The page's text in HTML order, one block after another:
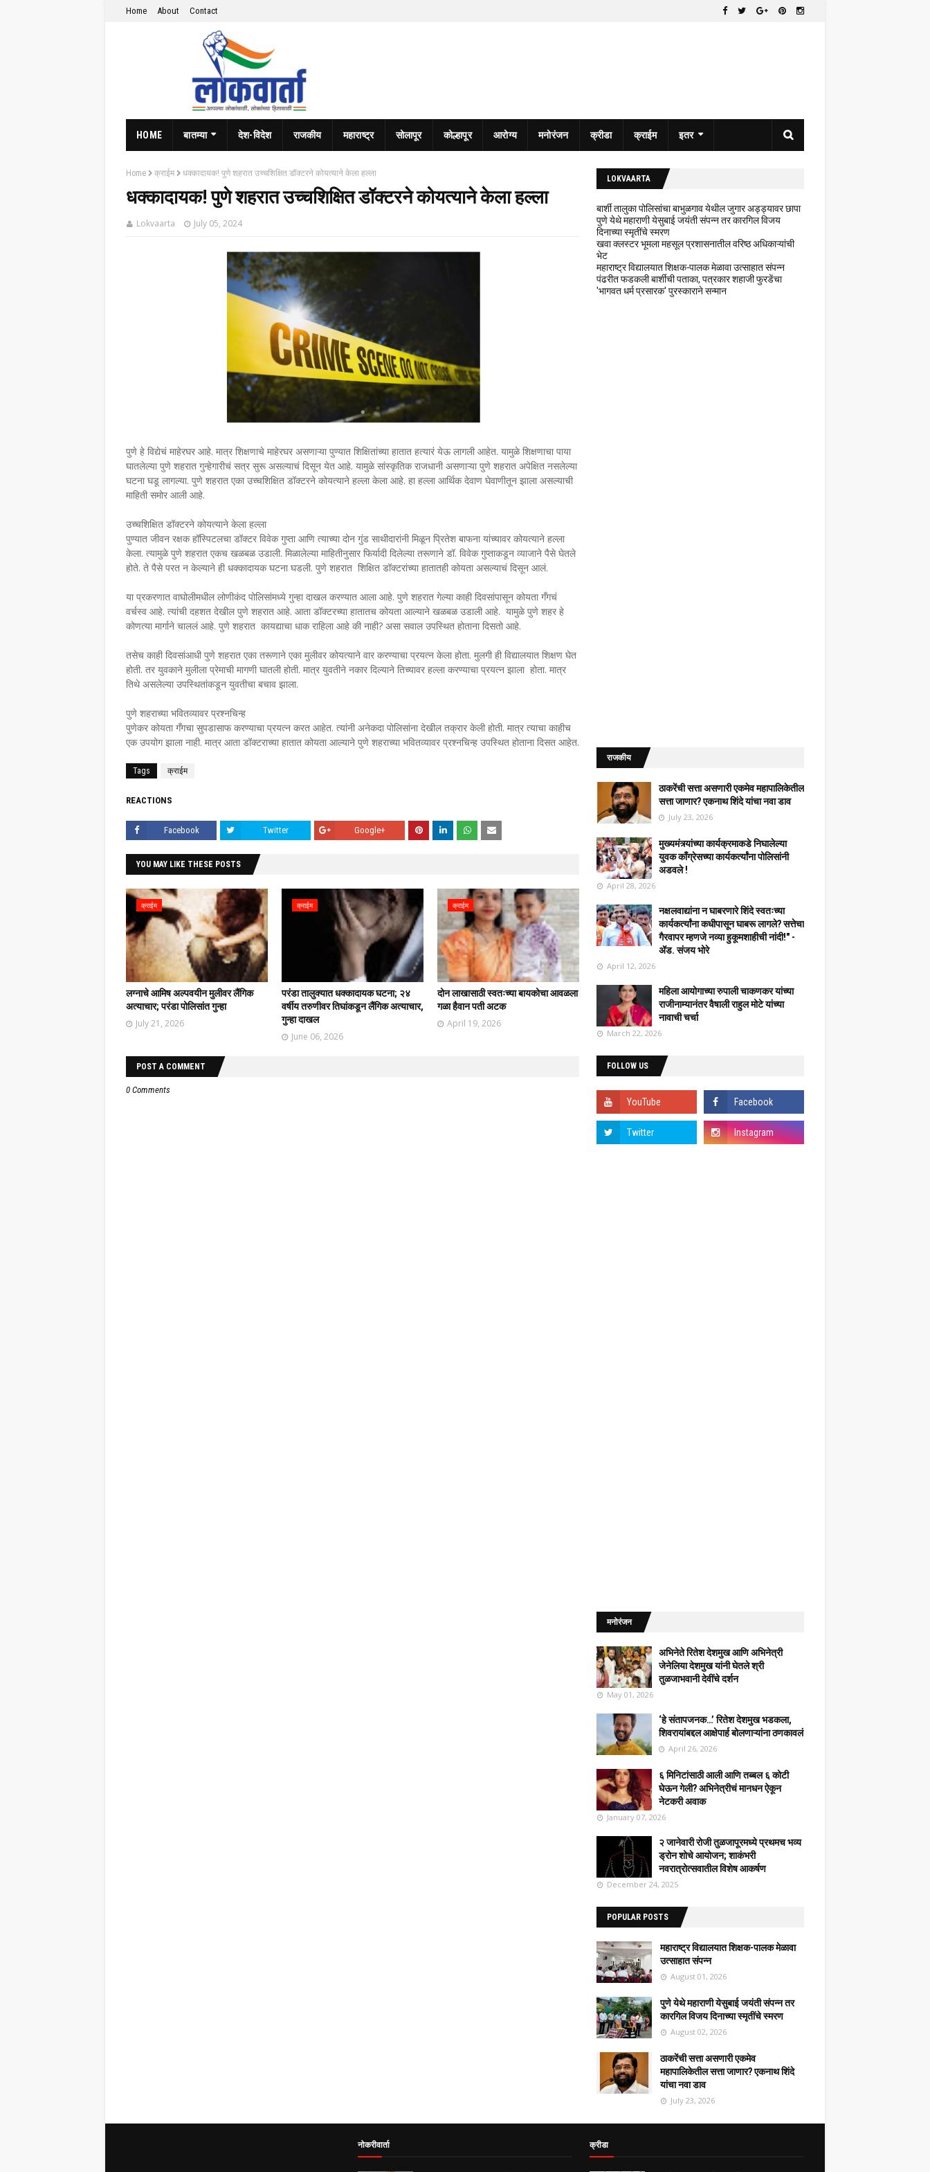
Home About Contact
HOME बातम्या देश-विदेश राजकीय महाराष्ट्र सोलापूर कोल्हापूर आरोग्य मनोरंजन क्रीडा क्राईम इतर
Home क्राईम धक्कादायक! पुणे शहरात उच्चशिक्षित डॉक्टरने कोयत्याने केला हल्ला
धक्कादायक! पुणे शहरात उच्चशिक्षित डॉक्टरने कोयत्याने केला हल्ला
Lokvaarta July 05, 2024
पुणे हे विद्येचं माहेरघर आहे. मात्र शिक्षणाचे माहेरघर असणाऱ्या पुण्यात शिक्षितांच्या हातात हत्यारं येऊ लागली आहेत. यामुळे शिक्षणाचा पाया
घातलेल्या पुणे शहरात गुन्हेगारीचं सत्र सुरू असल्याचं दिसून येत आहे. यामुळे सांस्कृतिक राजधानी असणाऱ्या पुणे शहरात अपेक्षित नसलेल्या
घटना घडू लागल्या. पुणे शहरात एका उच्चशिक्षित डॉक्टरने कोयत्याने हल्ला केला आहे. हा हल्ला आर्थिक देवाण घेवाणीतून झाला असल्याची
माहिती समोर आली आहे.
उच्चशिक्षित डॉक्टरने कोयत्याने केला हल्ला
पुण्यात जीवन रक्षक हॉस्पिटलचा डॉक्टर विवेक गुप्ता आणि त्याच्या दोन गुंड साथीदारांनी मिळून प्रितेश बाफना यांच्यावर कोयत्याने हल्ला
केला. त्यामुळे पुणे शहरात एकच खळबळ उडाली. मिळालेल्या माहितीनुसार फिर्यादी दिलेल्या तरूणाने डॉ. विवेक गुप्ताकडून व्याजाने पैसे घेतले
होते. ते पैसे परत न केल्याने ही धक्कादायक घटना घडली. पुणे शहरात शिक्षित डॉक्टरांच्या हातातही कोयता असल्याचं दिसून आलं.
या प्रकरणात वाघोलीमधील लोणीकंद पोलिसांमध्ये गुन्हा दाखल करण्यात आला आहे. पुणे शहरात गेल्या काही दिवसांपासून कोयता गँगचं
वर्चस्व आहे. त्यांची दहशत देखील पुणे शहरात आहे. आता डॉक्टरच्या हातातच कोयता आल्याने खळबळ उडाली आहे. यामुळे पुणे शहर हे
कोणत्या मार्गाने चाललं आहे. पुणे शहरात कायद्याचा धाक राहिला आहे की नाही? असा सवाल उपस्थित होताना दिसतो आहे.
तसेच काही दिवसांआधी पुणे शहरात एका तरूणाने एका मुलीवर कोयत्याने वार करण्याचा प्रयत्न केला होता. मुलगी ही विद्यालयात शिक्षण घेत
होती. तर युवकाने मुलीला प्रेमाची मागणी घातली होती. मात्र युवतीने नकार दिल्याने तिच्यावर हल्ला करण्याचा प्रयत्न झाला होता. मात्र
तिथे असलेल्या उपस्थितांकडून युवतीचा बचाव झाला.
पुणे शहराच्या भवितव्यावर प्रश्नचिन्ह
पुणेकर कोयता गँगचा सुपडासाफ करण्याचा प्रयत्न करत आहेत. त्यांनी अनेकदा पोलिसांना देखील तक्रार केली होती. मात्र त्याचा काहीच
एक उपयोग झाला नाही. मात्र आता डॉक्टराच्या हातात कोयता आल्याने पुणे शहराच्या भवितव्यावर प्रश्नचिन्ह उपस्थित होताना दिसत आहेत.
Tags क्राईम
REACTIONS
Facebook Twitter Google+
YOU MAY LIKE THESE POSTS
क्राईम
लग्नाचे आमिष अल्पवयीन मुलीवर लैंगिक
अत्याचार; परंडा पोलिसांत गुन्हा
July 21, 2026
क्राईम
परंडा तालुक्यात धक्कादायक घटना; २४
वर्षीय तरुणीवर तिघांकडून लैंगिक अत्याचार,
गुन्हा दाखल
June 06, 2026
क्राईम
दोन लाखासाठी स्वतःच्या बायकोचा आवळला
गळा हैवान पती अटक
April 19, 2026
POST A COMMENT
0 Comments
LOKVAARTA
बार्शी तालुका पोलिसांचा बाभुळगाव येथील जुगार अड्ड्यावर छापा
पुणे येथे महाराणी येसुबाई जयंती संपन्न तर कारगिल विजय
दिनाच्या स्मृतींचे स्मरण
खवा क्लस्टर भूमला महसूल प्रशासनातील वरिष्ठ अधिकाऱ्यांची
भेट
महाराष्ट्र विद्यालयात शिक्षक-पालक मेळावा उत्साहात संपन्न
पंढरीत फडकली बार्शीची पताका, पत्रकार शहाजी फुरडेंचा
'भागवत धर्म प्रसारक' पुरस्काराने सन्मान
राजकीय
ठाकरेंची सत्ता असणारी एकमेव महापालिकेतील
सत्ता जाणार? एकनाथ शिंदे यांचा नवा डाव
July 23, 2026
मुख्यमंत्र्यांच्या कार्यक्रमाकडे निघालेल्या
युवक काँग्रेसच्या कार्यकर्त्यांना पोलिसांनी
अडवले !
April 28, 2026
नक्षलवाद्यांना न घाबरणारे शिंदे स्वतःच्या
कार्यकर्त्यांना कधीपासून घाबरू लागले? सत्तेचा
गैरवापर म्हणजे नव्या हुकूमशाहीची नांदी!" -
ॲड. संजय भोरे
April 12, 2026
महिला आयोगाच्या रुपाली चाकणकर यांच्या
राजीनाम्यानंतर वैषाली राहुल मोटे यांच्या
नावाची चर्चा
March 22, 2026
FOLLOW US
मनोरंजन
अभिनेते रितेश देशमुख आणि अभिनेत्री
जेनेलिया देशमुख यांनी घेतले श्री
तुळजाभवानी देवींचे दर्शन
May 01, 2026
‘हे संतापजनक…’ रितेश देशमुख भडकला,
शिवरायांबद्दल आक्षेपार्ह बोलणाऱ्यांना ठणकावलं
April 26, 2026
६ मिनिटांसाठी आली आणि तब्बल ६ कोटी
घेऊन गेली? अभिनेत्रीचं मानधन ऐकून
नेटकरी अवाक
January 07, 2026
२ जानेवारी रोजी तुळजापूरमध्ये प्रथमच भव्य
ड्रोन शोचे आयोजन; शाकंभरी
नवरात्रोत्सवातील विशेष आकर्षण
December 24, 2025
POPULAR POSTS
महाराष्ट्र विद्यालयात शिक्षक-पालक मेळावा
उत्साहात संपन्न
August 01, 2026
पुणे येथे महाराणी येसुबाई जयंती संपन्न तर
कारगिल विजय दिनाच्या स्मृतींचे स्मरण
August 02, 2026
ठाकरेंची सत्ता असणारी एकमेव
महापालिकेतील सत्ता जाणार? एकनाथ शिंदे
यांचा नवा डाव
July 23, 2026
नोकरीवार्ता क्रीडा